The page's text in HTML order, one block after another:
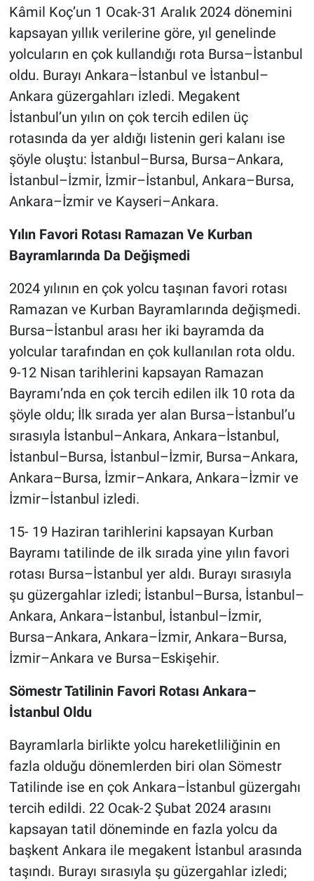
Kâmil Koç’un 1 Ocak-31 Aralık 2024 dönemini
kapsayan yıllık verilerine göre, yıl genelinde
yolcuların en çok kullandığı rota Bursa–İstanbul
oldu. Burayı Ankara–İstanbul ve İstanbul–
Ankara güzergahları izledi. Megakent
İstanbul’un yılın on çok tercih edilen üç
rotasında da yer aldığı listenin geri kalanı ise
şöyle oluştu: İstanbul–Bursa, Bursa–Ankara,
İstanbul–İzmir, İzmir–İstanbul, Ankara–Bursa,
Ankara–İzmir ve Kayseri–Ankara.
Yılın Favori Rotası Ramazan Ve Kurban
Bayramlarında Da Değişmedi
2024 yılının en çok yolcu taşınan favori rotası
Ramazan ve Kurban Bayramlarında değişmedi.
Bursa–İstanbul arası her iki bayramda da
yolcular tarafından en çok kullanılan rota oldu.
9-12 Nisan tarihlerini kapsayan Ramazan
Bayramı’nda en çok tercih edilen ilk 10 rota da
şöyle oldu; İlk sırada yer alan Bursa–İstanbul’u
sırasıyla İstanbul–Ankara, Ankara–İstanbul,
İstanbul–Bursa, İstanbul–İzmir, Bursa–Ankara,
Ankara–Bursa, İzmir–Ankara, Ankara–İzmir ve
İzmir–İstanbul izledi.
15- 19 Haziran tarihlerini kapsayan Kurban
Bayramı tatilinde de ilk sırada yine yılın favori
rotası Bursa–İstanbul yer aldı. Burayı sırasıyla
şu güzergahlar izledi; İstanbul–Bursa, İstanbul–
Ankara, Ankara–İstanbul, İstanbul–İzmir,
Bursa–Ankara, Ankara–İzmir, Ankara–Bursa,
İzmir–Ankara ve Bursa–Eskişehir.
Sömestr Tatilinin Favori Rotası Ankara–
İstanbul Oldu
Bayramlarla birlikte yolcu hareketliliğinin en
fazla olduğu dönemlerden biri olan Sömestr
Tatilinde ise en çok Ankara–İstanbul güzergahı
tercih edildi. 22 Ocak-2 Şubat 2024 arasını
kapsayan tatil döneminde en fazla yolcu da
başkent Ankara ile megakent İstanbul arasında
taşındı. Burayı sırasıyla şu güzergahlar izledi;